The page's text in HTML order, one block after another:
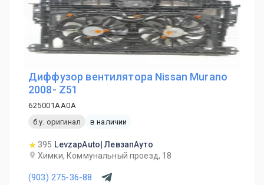
Диффузор вентилятора Nissan Murano
2008- Z51
625001AA0A
б.у. оригинал
в наличии
395 LevzapAuto| ЛевзапАуто
Химки, Коммунальный проезд, 18
(903) 275-36-88